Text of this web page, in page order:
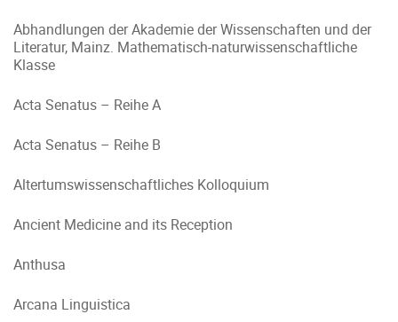
Abhandlungen der Akademie der Wissenschaften und der
Literatur, Mainz. Mathematisch-naturwissenschaftliche
Klasse
Acta Senatus – Reihe A
Acta Senatus – Reihe B
Altertumswissenschaftliches Kolloquium
Ancient Medicine and its Reception
Anthusa
Arcana Linguistica